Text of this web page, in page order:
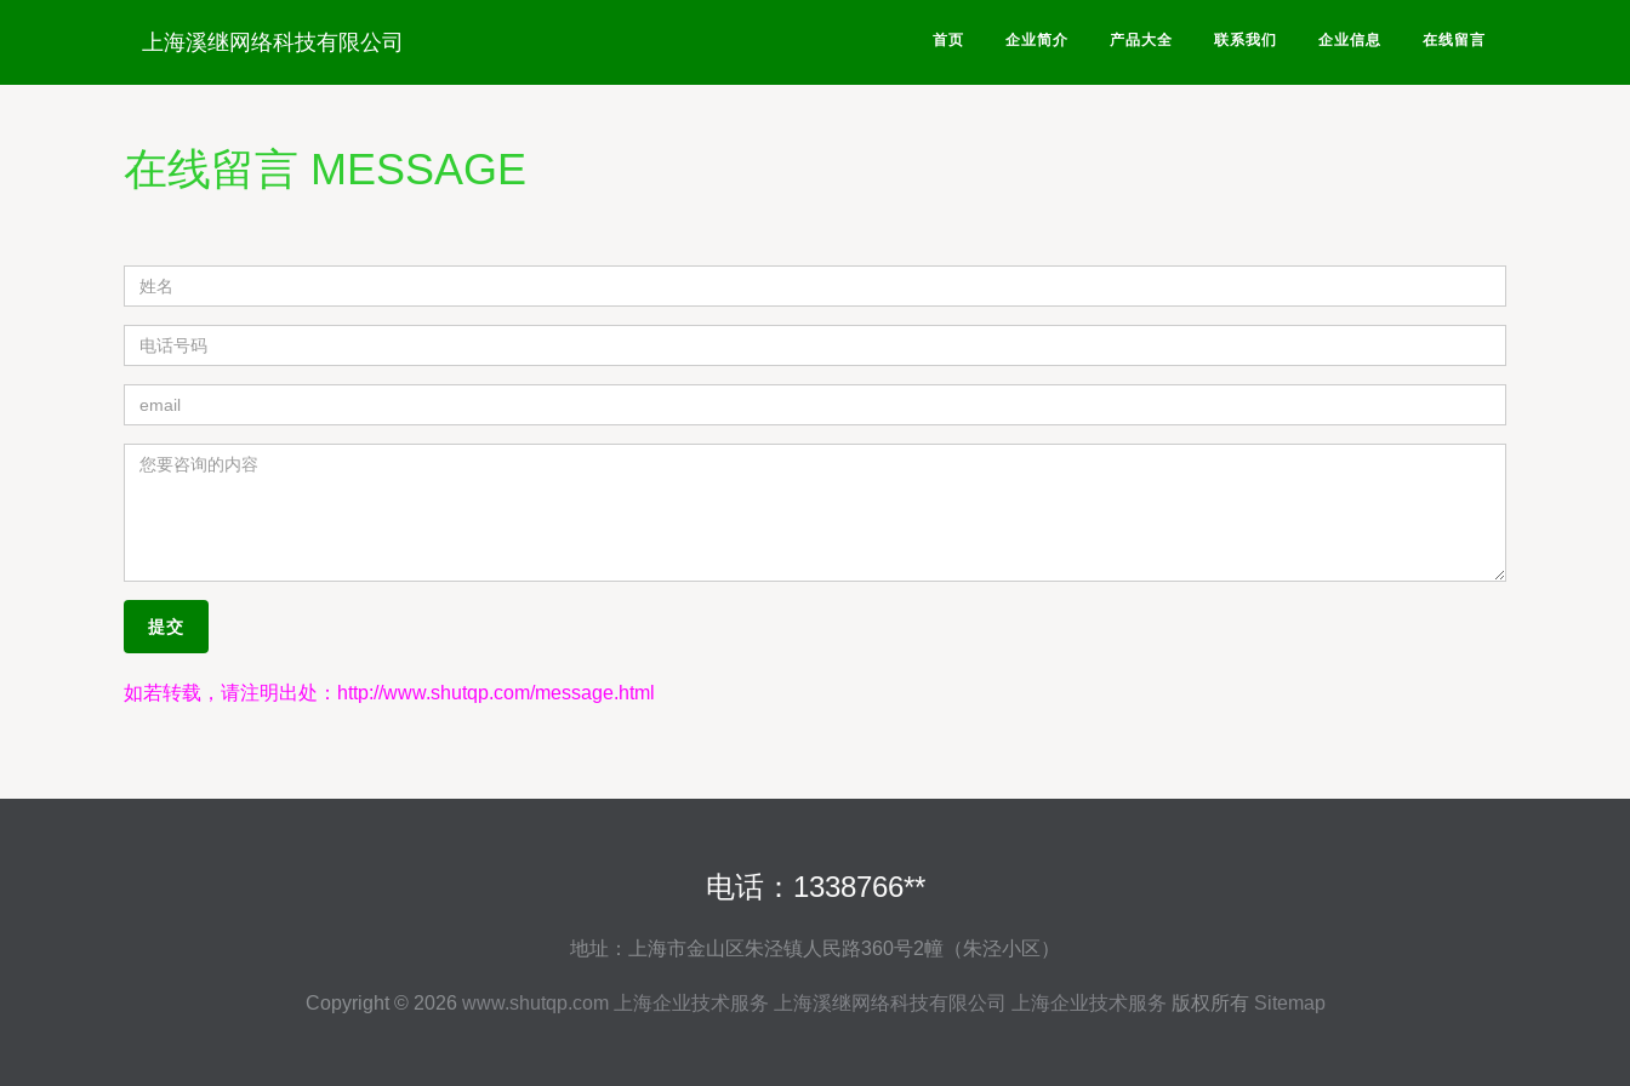
上海溪继网络科技有限公司 首页 企业简介 产品大全 联系我们 企业信息 在线留言
在线留言 MESSAGE
如若转载，请注明出处：http://www.shutqp.com/message.html
电话：1338766**
地址：上海市金山区朱泾镇人民路360号2幢（朱泾小区）
Copyright © 2026 www.shutqp.com 上海企业技术服务 上海溪继网络科技有限公司 上海企业技术服务 版权所有 Sitemap